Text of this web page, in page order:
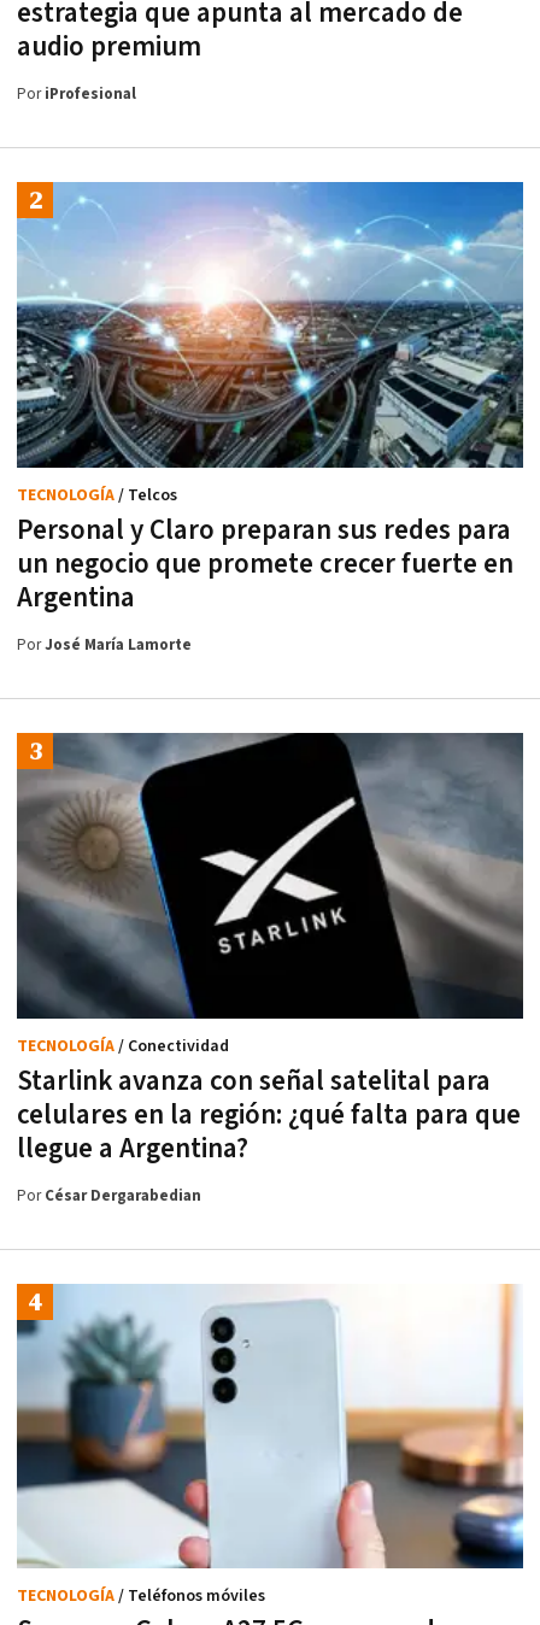
estrategia que apunta al mercado de
audio premium
PoriProfesional
Personal y Claro preparan sus redes para
un negocio que promete crecer fuerte en
Argentina
TECNOLOGÍA/ Telcos
PorJosé María Lamorte
Starlink avanza con señal satelital para
celulares en la región: ¿qué falta para que
llegue a Argentina?
TECNOLOGÍA/ Conectividad
PorCésar Dergarabedian
TECNOLOGÍA/ Teléfonos móviles